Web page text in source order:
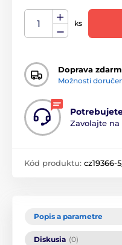
ks
Doprava
Možnosti
Zavolajte na
Kód produktu: cz19366-
Popis a parametre
Diskusia (0)